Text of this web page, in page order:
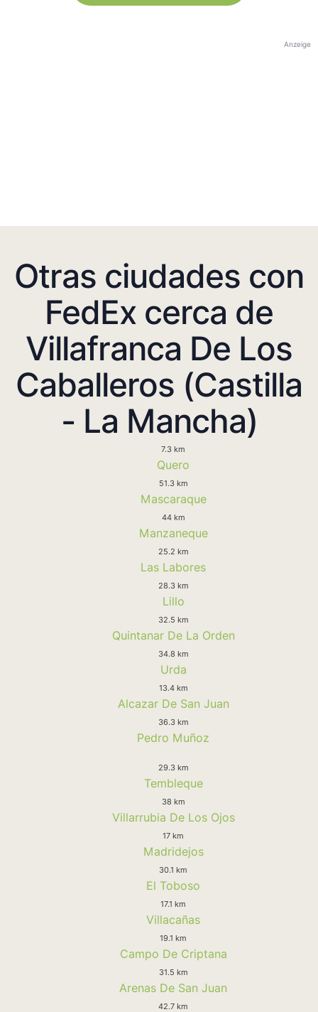
Anzeige
Otras ciudades con
FedEx cerca de
Villafranca De Los
Caballeros (Castilla
- La Mancha)
7.3 km
Quero
51.3 km
Mascaraque
44 km
Manzaneque
25.2 km
Las Labores
28.3 km
Lillo
32.5 km
Quintanar De La Orden
34.8 km
Urda
13.4 km
Alcazar De San Juan
36.3 km
Pedro Muñoz
29.3 km
Tembleque
38 km
Villarrubia De Los Ojos
17 km
Madridejos
30.1 km
El Toboso
17.1 km
Villacañas
19.1 km
Campo De Criptana
31.5 km
Arenas De San Juan
42.7 km